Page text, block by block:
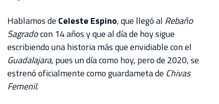
AKRON
TOUR
ESTADIO
AKRON
Hablamos de Celeste Espino, que llegó al Rebaño
Sagradocon 14 años y que al día de hoy sigue
escribiendo una historia más que envidiable con el
Guadalajara,pues un día como hoy, pero de 2020, se
estrenó oficialmente como guardameta de Chivas
Femenil.